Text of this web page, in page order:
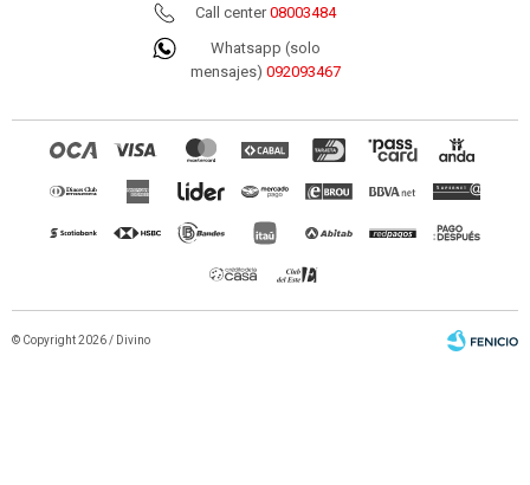
Call center08003484
Whatsapp (solo
mensajes) 092093467
© Copyright 2026 / Divino